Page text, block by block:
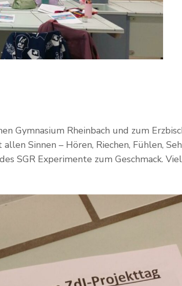
Gymnasium Rheinbach und zum
Sinnen – Hören, Riechen, Fühlen,
SGR Experimente zum Geschmack.